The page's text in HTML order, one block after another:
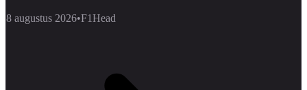
8 augustus 2026•F1Head